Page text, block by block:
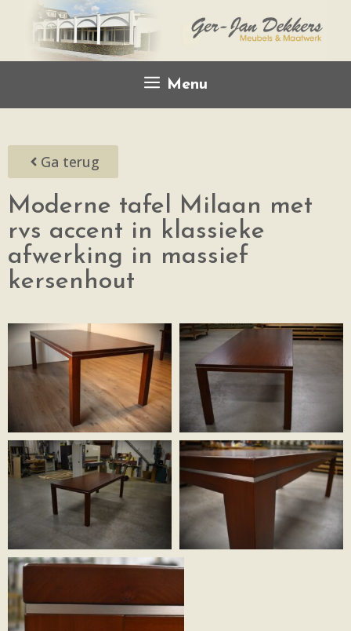
Menu
Ga terug
Moderne tafel Milaan met
rvs accent in klassieke
afwerking in massief
kersenhout